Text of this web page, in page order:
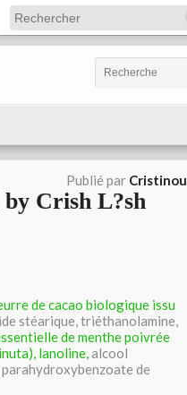
Publié par Cristinou
by Crish L?sh
de cacao biologique issu
stéarique, triéthanolamine,
de menthe poivrée
lanoline,alcool
de